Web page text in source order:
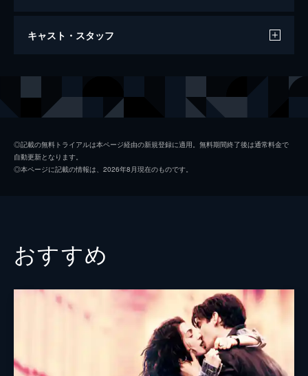
最後の初恋
キャスト・スタッフ
エイドリアン ダイアン・レイン
チャーリー・ターハン
テッド・マンソン
アトー・エッサンドー
◎記載の無料トライアルは本ページ経由の新規登録に適用。無料期間終了後は通常料金で
自動更新となります。
◎本ページに記載の情報は、2026年8月現在のものです。
おすすめ